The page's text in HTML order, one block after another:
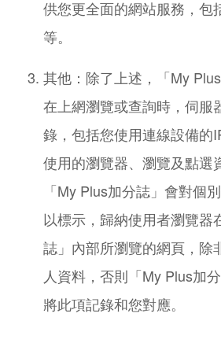
供您更全面的網站服務，包
等。
其他：除了上述，「My
在上網瀏覽或查詢時，伺服
錄，包括您使用連線設備的
使用的瀏覽器、瀏覽及點選
「My Plus加分誌」會對個
以標示，歸納使用者瀏覽器
誌」內部所瀏覽的網頁，除
人資料，否則「My Plus加
將此項記錄和您對應。